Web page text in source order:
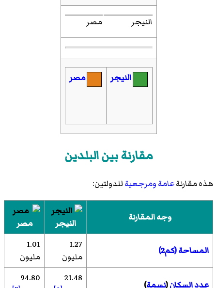
النيجر مصر
النيجر مصر
مقارنة بين البلدين
هذه مقارنةعامةومرجعيةللدولتين:
وجه المقارنة النيجر مصر
المساحة (كم2)
1.27
مليون
1.01
مليون
عدد السكان(نسمة)
21.48
94.80